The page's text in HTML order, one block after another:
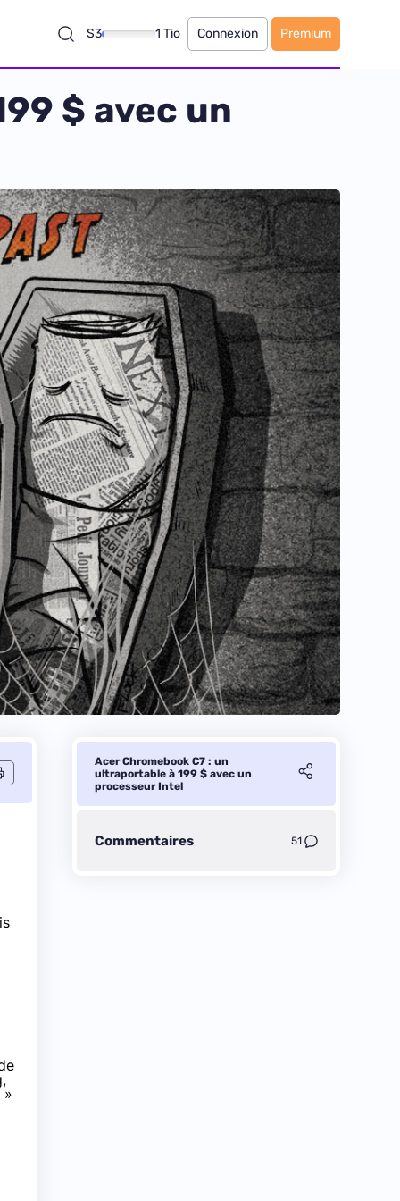
S3 1 Tio Connexion Premium
$ avec un
»
Acer Chromebook C7 : un
ultraportable à 199 $ avec un
processeur Intel
Commentaires 51